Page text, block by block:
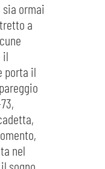
sia ormai
a
il
porta il
nel